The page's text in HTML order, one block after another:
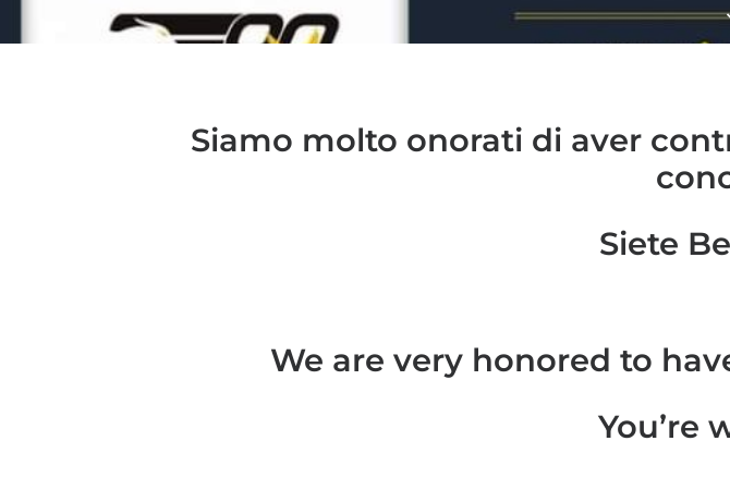
Siamo molto onorati di aver
Siete
We are very honored to
You’re